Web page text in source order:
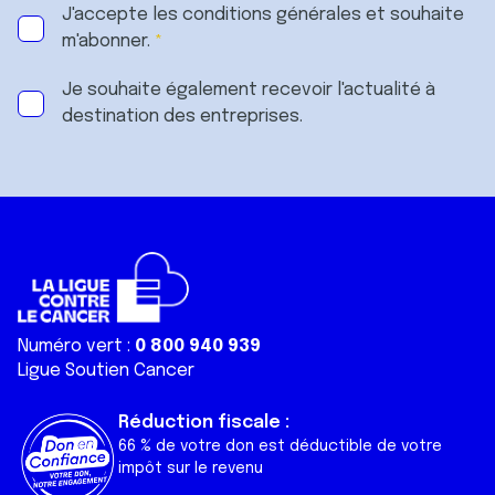
J'accepte les conditions générales et souhaite
m'abonner.
Je souhaite également recevoir l'actualité à
destination des entreprises.
Numéro vert : 0 800 940 939
Ligue Soutien Cancer
Réduction fiscale :
66 % de votre don est déductible de votre
impôt sur le revenu